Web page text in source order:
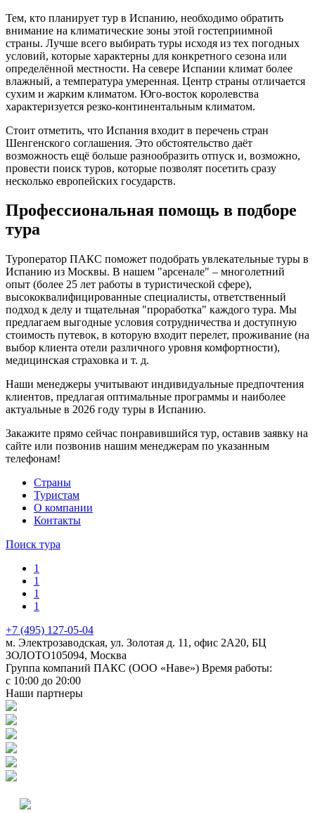
Тем, кто планирует тур в Испанию, необходимо обратить
внимание на климатические зоны этой гостеприимной
страны. Лучше всего выбирать туры исходя из тех погодных
условий, которые характерны для конкретного сезона или
определённой местности. На севере Испании климат более
влажный, а температура умеренная. Центр страны отличается
сухим и жарким климатом. Юго-восток королевства
характеризуется резко-континентальным климатом.
Стоит отметить, что Испания входит в перечень стран
Шенгенского соглашения. Это обстоятельство даёт
возможность ещё больше разнообразить отпуск и, возможно,
провести поиск туров, которые позволят посетить сразу
несколько европейских государств.
Профессиональная помощь в подборе
тура
Туроператор ПАКС поможет подобрать увлекательные туры в
Испанию из Москвы. В нашем "арсенале" – многолетний
опыт (более 25 лет работы в туристической сфере),
высококвалифицированные специалисты, ответственный
подход к делу и тщательная "проработка" каждого тура. Мы
предлагаем выгодные условия сотрудничества и доступную
стоимость путевок, в которую входит перелет, проживание (на
выбор клиента отели различного уровня комфортности),
медицинская страховка и т. д.
Наши менеджеры учитывают индивидуальные предпочтения
клиентов, предлагая оптимальные программы и наиболее
актуальные в 2026 году туры в Испанию.
Закажите прямо сейчас понравившийся тур, оставив заявку на
сайте или позвонив нашим менеджерам по указанным
телефонам!
Cтраны
Туристам
О компании
Контакты
Поиск тура
1
1
1
1
+7 (495) 127-05-04
м. Электрозаводская, ул. Золотая д. 11, офис 2А20, БЦ
ЗОЛОТО105094, Москва
Группа компаний ПАКС (ООО «Наве») Время работы:
с 10:00 до 20:00
Наши партнеры